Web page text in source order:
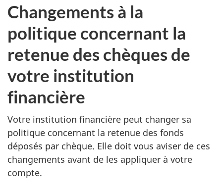
Changements à la
politique concernant la
retenue des chèques de
votre institution
financière
Votre institution financière peut changer sa
politique concernant la retenue des fonds
déposés par chèque. Elle doit vous aviser de ces
changements avant de les appliquer à votre
compte.